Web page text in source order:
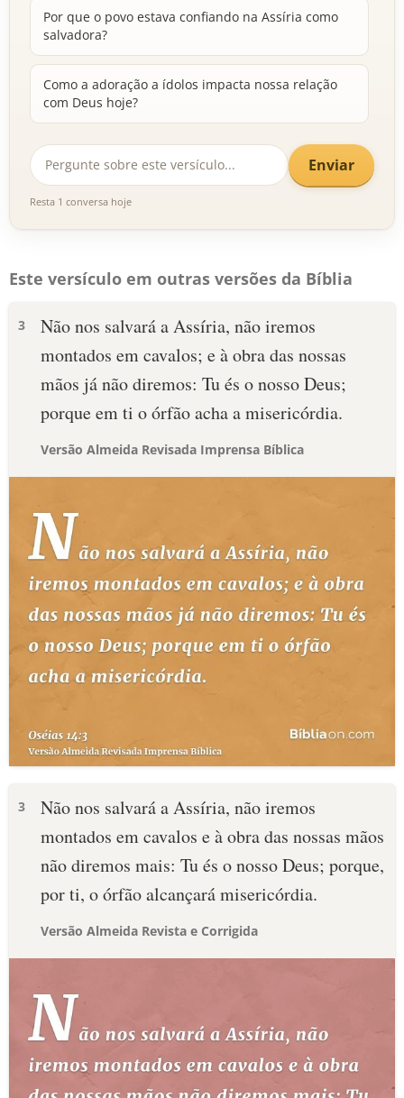
Por que o povo estava confiando na Assíria como
salvadora?
Como a adoração a ídolos impacta nossa relação
com Deus hoje?
Enviar
Resta 1 conversa hoje
Este versículo em outras versões da Bíblia
3
Não nos salvará a Assíria, não iremos
montados em cavalos; e à obra das nossas
mãos já não diremos: Tu és o nosso Deus;
porque em ti o órfão acha a misericórdia.
Versão Almeida Revisada Imprensa Bíblica
3
Não nos salvará a Assíria, não iremos
montados em cavalos e à obra das nossas mãos
não diremos mais: Tu és o nosso Deus; porque,
por ti, o órfão alcançará misericórdia.
Versão Almeida Revista e Corrigida